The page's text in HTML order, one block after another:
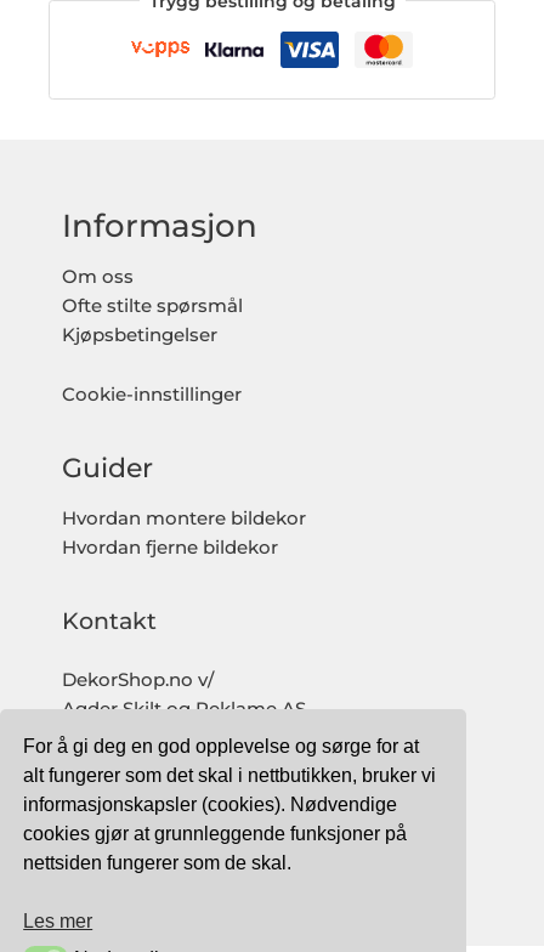
For å gi deg en god opplevelse og sørge for at
alt fungerer som det skal i nettbutikken, bruker vi
informasjonskapsler (cookies). Nødvendige
cookies gjør at grunnleggende funksjoner på
nettsiden fungerer som de skal.
Les mer
Informasjon
Om oss
Ofte stilte spørsmål
Kjøpsbetingelser
Cookie-innstillinger
Guider
Hvordan montere bildekor
Hvordan fjerne bildekor
Kontakt
DekorShop.no v/
Agder Skilt og Reklame AS
Org. nr: 997 633 016 MVA
salg@dekorshop.no
Tlf: 959 32 123
09.00 - 16.00